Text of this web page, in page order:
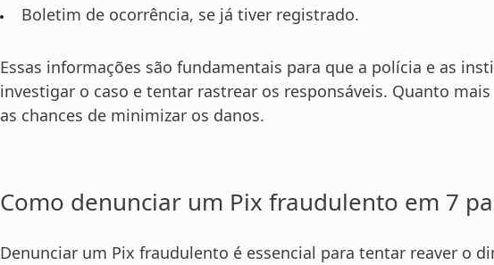
Boletim de ocorrência, se já tiver registrado.
Essas informações são fundamentais para que a polícia e as
investigar o caso e tentar rastrear os responsáveis. Quanto
as chances de minimizar os danos.
Como denunciar um Pix fraudulento em 7
Denunciar um Pix fraudulento é essencial para tentar reaver o